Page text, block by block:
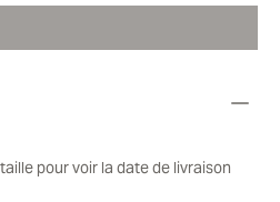
pour voir la date de livraison